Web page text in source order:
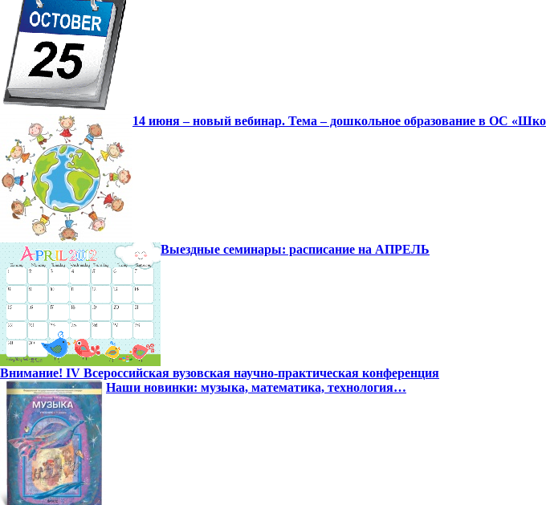
14 июня – новый вебинар. Тема – дошкольное образование в ОС
Выездные семинары: расписание на АПРЕЛЬ
Внимание! IV Всероссийская вузовская научно-практическая конференция
Наши новинки: музыка, математика, технология…